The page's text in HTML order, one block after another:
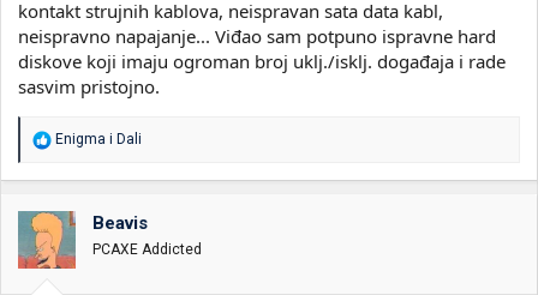
kontakt strujnih kablova, neispravan sata data kabl,
neispravno napajanje... Viđao sam potpuno ispravne hard
diskove koji imaju ogroman broj uklj./isklj. događaja i rade
sasvim pristojno.
R
o
a
n
Enigma i Dali
Beavis
PCAXE Addicted